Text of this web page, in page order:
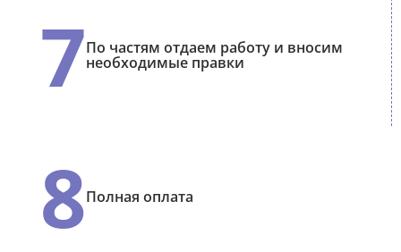
7По частям отдаем работу и вносим
необходимые правки
8Полная оплата